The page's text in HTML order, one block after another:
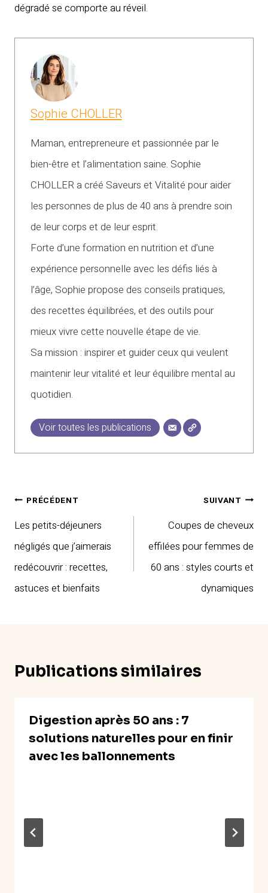
dégradé se comporte au réveil.
Sophie CHOLLER
Maman, entrepreneure et passionnée par le
bien-être et l’alimentation saine. Sophie
CHOLLER a créé Saveurs et Vitalité pour aider
les personnes de plus de 40 ans à prendre soin
de leur corps et de leur esprit.
Forte d’une formation en nutrition et d’une
expérience personnelle avec les défis liés à
l’âge, Sophie propose des conseils pratiques,
des recettes équilibrées, et des outils pour
mieux vivre cette nouvelle étape de vie.
Sa mission : inspirer et guider ceux qui veulent
maintenir leur vitalité et leur équilibre mental au
quotidien.
Voir toutes les publications
Navigation
de
l’article
PRÉCÉDENT
Les petits-déjeuners
négligés que j’aimerais
redécouvrir : recettes,
astuces et bienfaits
SUIVANT
Coupes de cheveux
effilées pour femmes de
60 ans : styles courts et
dynamiques
Publications similaires
Digestion après 50 ans : 7
solutions naturelles pour en finir
avec les ballonnements